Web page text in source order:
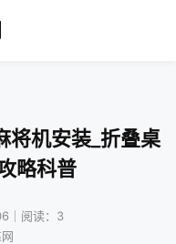
将机安装_折叠桌
略科普
｜阅读：3